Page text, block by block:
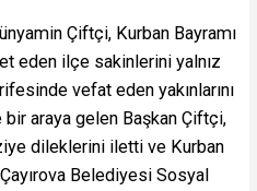
Çiftçi, Kurban Bayramı
eden ilçe sakinlerini yalnız
vefat eden yakınlarını
araya gelen Başkan Çiftçi,
dileklerini iletti ve Kurban
Çayırova Belediyesi Sosyal